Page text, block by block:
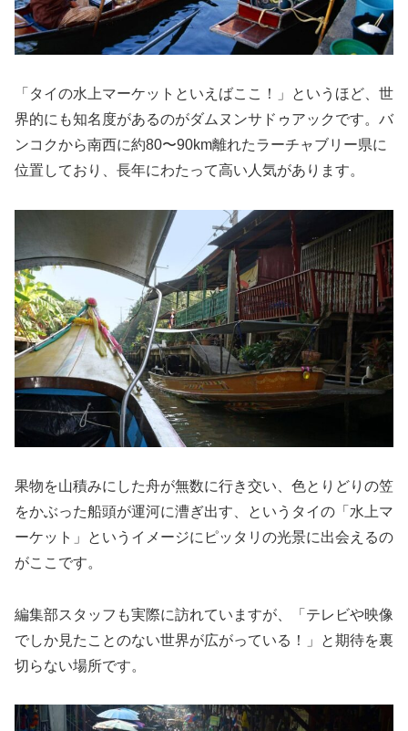
「タイの水上マーケットといえばここ！」というほど、世
界的にも知名度があるのがダムヌンサドゥアックです。バ
ンコクから南西に約80〜90km離れたラーチャブリー県に
位置しており、長年にわたって高い人気があります。
果物を山積みにした舟が無数に行き交い、色とりどりの笠
をかぶった船頭が運河に漕ぎ出す、というタイの「水上マ
ーケット」というイメージにピッタリの光景に出会えるの
がここです。
編集部スタッフも実際に訪れていますが、「テレビや映像
でしか見たことのない世界が広がっている！」と期待を裏
切らない場所です。